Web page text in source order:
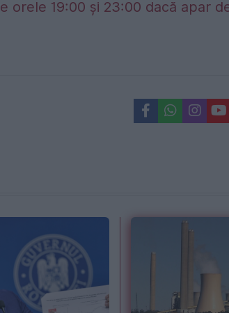
orele 19:00 și 23:00 dacă apar